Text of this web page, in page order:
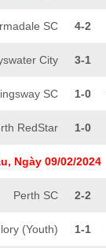
SC 4-2
City 3-1
SC 1-0
RedStar 1-0
Ngày 09/02/2024
Perth SC 2-2
(Youth) 1-1